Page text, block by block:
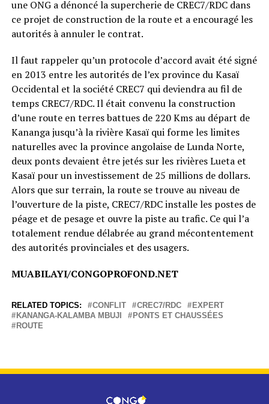
une ONG a dénoncé la supercherie de CREC7/RDC dans
ce projet de construction de la route et a encouragé les
autorités à annuler le contrat.
Il faut rappeler qu’un protocole d’accord avait été signé
en 2013 entre les autorités de l’ex province du Kasaï
Occidental et la société CREC7 qui deviendra au fil de
temps CREC7/RDC. Il était convenu la construction
d’une route en terres battues de 220 Kms au départ de
Kananga jusqu’à la rivière Kasaï qui forme les limites
naturelles avec la province angolaise de Lunda Norte,
deux ponts devaient être jetés sur les rivières Lueta et
Kasaï pour un investissement de 25 millions de dollars.
Alors que sur terrain, la route se trouve au niveau de
l’ouverture de la piste, CREC7/RDC installe les postes de
péage et de pesage et ouvre la piste au trafic. Ce qui l’a
totalement rendue délabrée au grand mécontentement
des autorités provinciales et des usagers.
MUABILAYI/CONGOPROFOND.NET
RELATED TOPICS: CONFLIT CREC7/RDC
EXPERT
KANANGA-KALAMBA MBUJI
PONTS ET CHAUSSÉES
ROUTE